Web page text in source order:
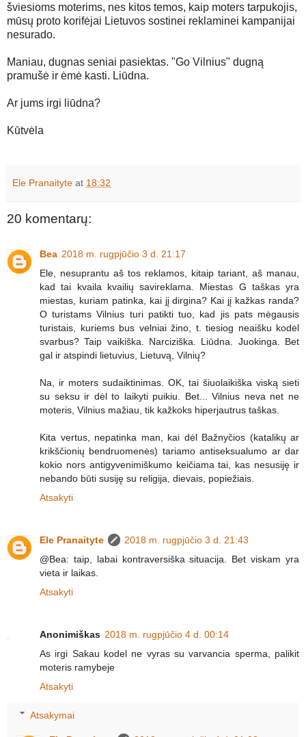
šviesioms moterims, nes kitos temos, kaip moters tarpukojis,
mūsų proto korifėjai Lietuvos sostinei reklaminei kampanijai
nesurado.
Maniau, dugnas seniai pasiektas. "Go Vilnius" dugną
pramušė ir ėmė kasti. Liūdna.
Ar jums irgi liūdna?
Kūtvėla
Ele Pranaityte at 18:32
20 komentarų:
Bea 2018 m. rugpjūčio 3 d. 21:17
Ele, nesuprantu aš tos reklamos, kitaip tariant, aš manau,
kad tai kvaila kvailių savireklama. Miestas G taškas yra
miestas, kuriam patinka, kai jį dirgina? Kai jį kažkas randa?
O turistams Vilnius turi patikti tuo, kad jis pats mėgausis
turistais, kuriems bus velniai žino, t. tiesiog neaišku kodėl
svarbus? Taip vaikiška. Narciziška. Liūdna. Juokinga. Bet
gal ir atspindi lietuvius, Lietuvą, Vilnių?
Na, ir moters sudaiktinimas. OK, tai šiuolaikiška viską sieti
su seksu ir dėl to laikyti puikiu. Bet... Vilnius neva net ne
moteris, Vilnius mažiau, tik kažkoks hiperjautrus taškas.
Kita vertus, nepatinka man, kai dėl Bažnyčios (katalikų ar
krikščionių bendruomenės) tariamo antiseksualumo ar dar
kokio nors antigyvenimiškumo keičiama tai, kas nesusiję ir
nebando būti susiję su religija, dievais, popiežiais.
Atsakyti
Ele Pranaityte
2018 m. rugpjūčio 3 d. 21:43
@Bea: taip, labai kontraversiška situacija. Bet viskam yra
vieta ir laikas.
Atsakyti
Anonimiškas 2018 m. rugpjūčio 4 d. 00:14
As irgi Sakau kodel ne vyras su varvancia sperma, palikit
moteris ramybeje
Atsakyti
Atsakymai